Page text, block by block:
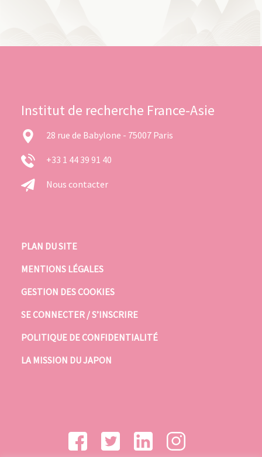
Institut de recherche France-Asie
28 rue de Babylone - 75007 Paris
+33 1 44 39 91 40
Nous contacter
PLAN DU SITE
MENTIONS LÉGALES
GESTION DES COOKIES
SE CONNECTER / S’INSCRIRE
POLITIQUE DE CONFIDENTIALITÉ
LA MISSION DU JAPON